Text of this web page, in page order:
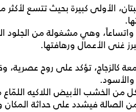
الأولى كبيرة بحيث تتسع
واتساعاً، وهي مشغولة من
غنى الأعمال ورهافتها.
كالزجاج، تؤكد على روح عصرية،
الخشب الأبيض اللاكيه اللمّاع
الصالة فيشدد على حداثة المكان